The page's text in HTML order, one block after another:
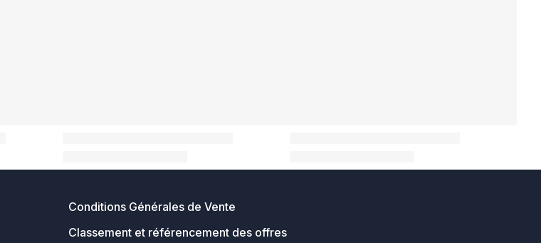
Conditions Générales de Vente
Classement et référencement des offres